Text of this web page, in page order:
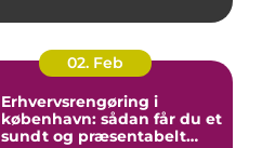
02. Feb
Erhvervsrengøring i
københavn: sådan får du et
sundt og præsentabelt